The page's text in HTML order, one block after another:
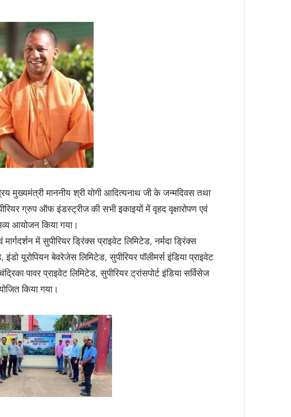
मुख्यमंत्री माननीय श्री योगी आदित्यनाथ जी के जन्मदिवस तथा
ग्रुप ऑफ इंडस्ट्रीज की सभी इकाइयों में वृहद वृक्षारोपण एवं
आयोजन किया गया।
में सुपीरियर ड्रिंक्स प्राइवेट लिमिटेड, नर्मदा ड्रिंक्स
यूरोपियन बेवरेजेस लिमिटेड, सुपीरियर पॉलीमर्स इंडिया प्राइवेट
पावर प्राइवेट लिमिटेड, सुपीरियर ट्रांसपोर्ट इंडिया सर्विसेज
किया गया।